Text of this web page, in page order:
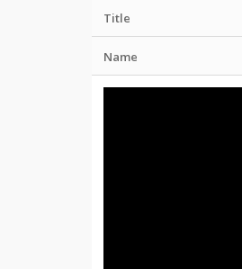
Title
Name